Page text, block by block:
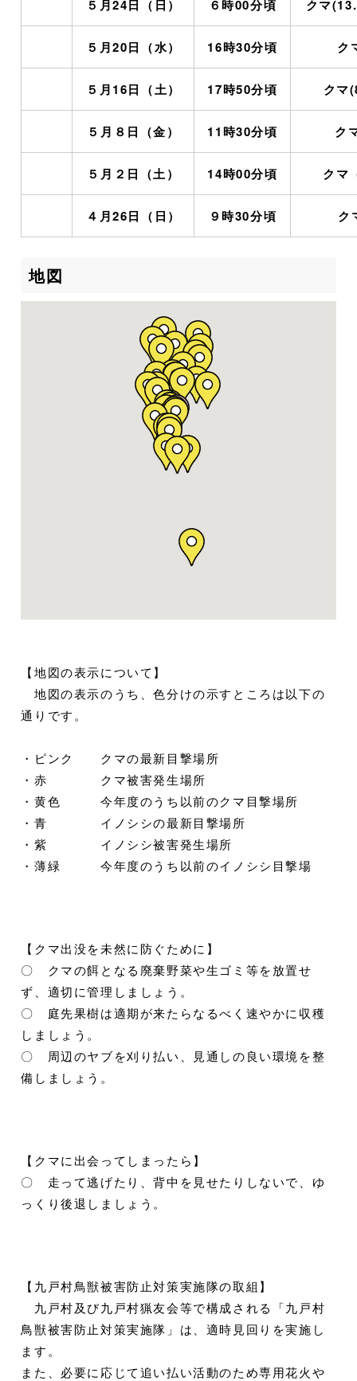
５月24日（日） ６時00分頃 クマ
５月20日（水） 16時30分頃 ク
５月16日（土） 17時50分頃 クマ
５月８日（金） 11時30分頃 ク
５月２日（土） 14時00分頃 クマ
４月26日（日） ９時30分頃 ク
地図
【地図の表示について】
地図の表示のうち、色分けの示すところは以下の
通りです。
・ピンク クマの最新目撃場所
・赤 クマ被害発生場所
・黄色 今年度のうち以前のクマ目撃場所
・青 イノシシの最新目撃場所
・紫 イノシシ被害発生場所
・薄緑 今年度のうち以前のイノシシ目撃場
【クマ出没を未然に防ぐために】
〇 クマの餌となる廃棄野菜や生ゴミ等を放置せ
ず、適切に管理しましょう。
〇 庭先果樹は適期が来たらなるべく速やかに収穫
しましょう。
〇 周辺のヤブを刈り払い、見通しの良い環境を整
備しましょう。
【クマに出会ってしまったら】
〇 走って逃げたり、背中を見せたりしないで、ゆ
っくり後退しましょう。
【九戸村鳥獣被害防止対策実施隊の取組】
九戸村及び九戸村猟友会等で構成される「九戸村
鳥獣被害防止対策実施隊」は、適時見回りを実施し
ます。
また、必要に応じて追い払い活動のため専用花火や